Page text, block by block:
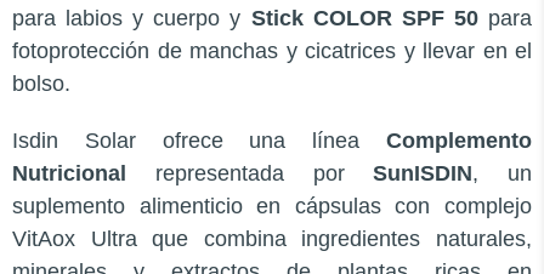
para labios y cuerpo y Stick COLOR SPF 50 para
fotoprotección de manchas y cicatrices y llevar en el
bolso.
Isdin Solar ofrece una línea Complemento
Nutricional representada porSunISDIN, un
suplemento alimenticio en cápsulas con complejo
VitAox Ultra que combina ingredientes naturales,